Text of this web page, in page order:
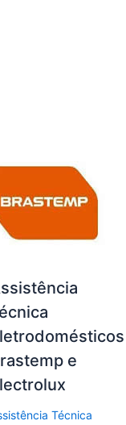
e
Técnica